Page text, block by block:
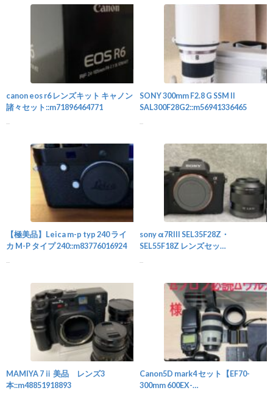
canon eos r6 レンズキット キャノン
諸々セット::m71896464771
SONY 300mm F2.8 G SSM II
SAL300F28G2::m56941336465
【極美品】Leica m-p typ 240 ライ
カ M-P タイプ 240::m83776016924
sony α7RIII SEL35F28Z・
SEL55F18Z レンズセッ
MAMIYA 7ⅱ 美品 レンズ3
本::m48851918893
Canon5D mark4 セット【EF70-
300mm 600EX-